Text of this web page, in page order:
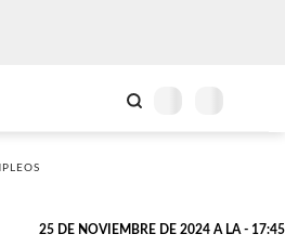
25 DE NOVIEMBRE DE 2024 A LA - 17:45